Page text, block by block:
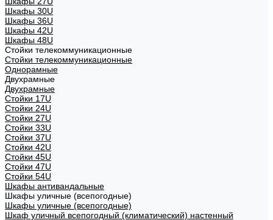
Шкафы 30U
Шкафы 36U
Шкафы 42U
Шкафы 48U
Стойки телекоммуникационные
Стойки телекоммуникационные
Однорамные
Двухрамные
Двухрамные
Стойки 17U
Стойки 24U
Стойки 27U
Стойки 33U
Стойки 37U
Стойки 42U
Стойки 45U
Стойки 47U
Стойки 54U
Шкафы антивандальные
Шкафы уличные (всепогодные)
Шкафы уличные (всепогодные)
Шкаф уличный всепогодный (климатический) настенный